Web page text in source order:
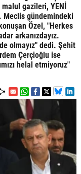
gazileri, YENİ
Meclis gündemindeki
Özel, "Herkes
arkanızdayız.
olmayız" dedi. Şehit
Çerçioğlu ise
helal etmiyoruz"